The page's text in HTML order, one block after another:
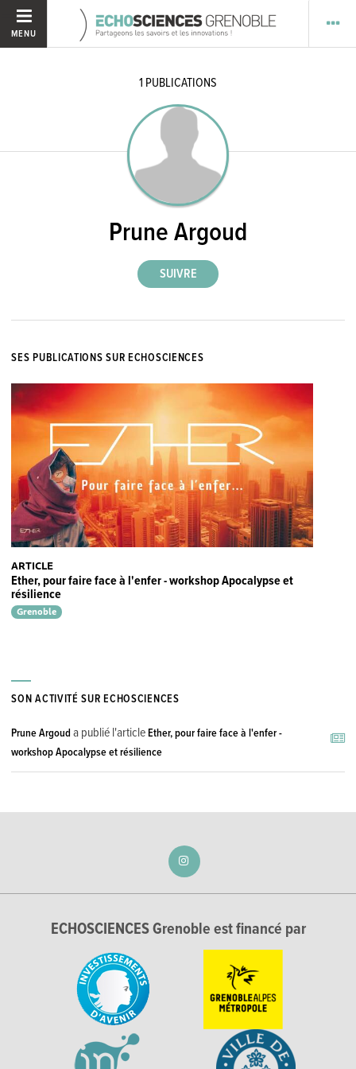
MENU
1 PUBLICATIONS
Prune Argoud
SES PUBLICATIONS SUR ECHOSCIENCES
ARTICLE
Ether, pour faire face à l'enfer - workshop Apocalypse et
résilience
Grenoble
SON ACTIVITÉ SUR ECHOSCIENCES
Prune Argoud a publié l'articleEther, pour faire face à l'enfer -
workshop Apocalypse et résilience
ECHOSCIENCES Grenoble est financé par